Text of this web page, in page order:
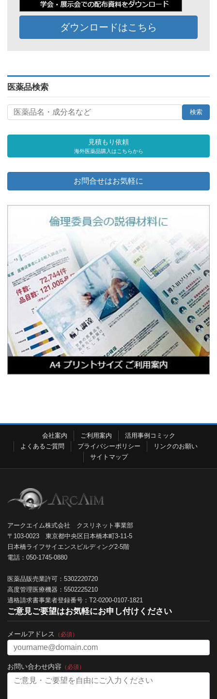
ダウンロードはこちら
医薬品検索
見積もり依頼
海外医薬品購入はこちらから
お問合せはお気軽に
会社案内 ご利用案内
活用事例コミック
よくあるご質問
プライバシーポリシー
リンクのお願い
サイトマップ
アークエイム株式会社 クスリネット事業部
〒103-0023 東京都中央区日本橋本町3-11-5
日本橋ライフサイエンスビルディング2-5階
電話：050-1745-0880
医薬品販売業許可：5302220720
高度管理医療機器：5502225210
適格請求書事業者登録番号：T2-0200-0107-1821
ご意見ご要望はお気軽にお申し付けください
メールアドレス （必須）
お問い合わせ内容 （必須）